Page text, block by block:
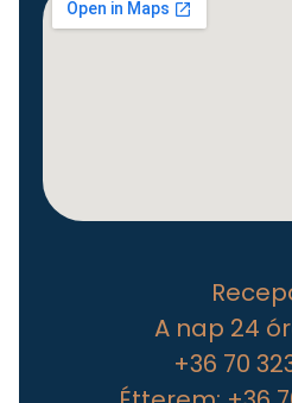
A nap 24
+36 70